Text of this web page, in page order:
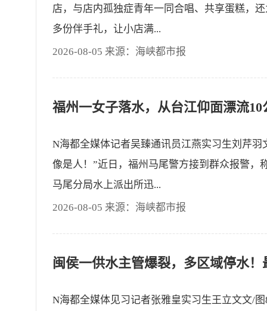
店，与店内孤独症青年一同合唱、共享蛋糕，
多份伴手礼，让小店满...
2026-08-05 来源：海峡都市报
N海都全媒体记者吴臻通讯员江燕实习生刘芹羽
像是人！”近日，福州马尾警方接到群众报警，
马尾分局水上派出所迅...
2026-08-05 来源：海峡都市报
N海都全媒体见习记者张雅皇实习生王立文文/